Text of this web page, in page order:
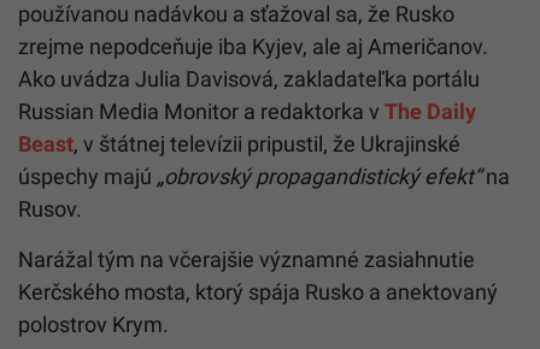
používanou nadávkou a sťažoval sa, že Rusko
zrejme nepodceňuje iba Kyjev, ale aj Američanov.
Ako uvádza Julia Davisová, zakladateľka portálu
Russian Media Monitor a redaktorka v The Daily
Beast, v štátnej televízii pripustil, že Ukrajinské
úspechy majú „obrovský propagandistický efekt“na
Rusov.
Narážal tým na včerajšie významné zasiahnutie
Kerčského mosta, ktorý spája Rusko a anektovaný
polostrov Krym.